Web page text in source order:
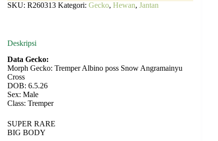
SKU: R260313 Kategori: Gecko, Hewan, Jantan
Deskripsi
Data Gecko:
Morph Gecko: Tremper Albino poss Snow Angramainyu
Cross
DOB: 6.5.26
Sex: Male
Class: Tremper
SUPER RARE
BIG BODY